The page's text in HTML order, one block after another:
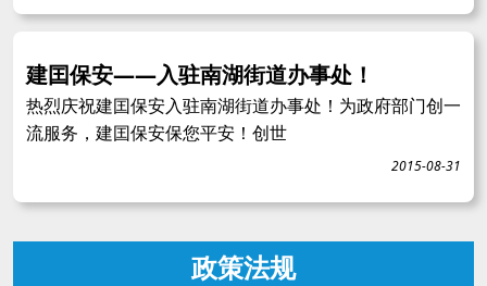
建囯保安——入驻南湖街道办事处！
热烈庆祝建囯保安入驻南湖街道办事处！为政府部门创一
流服务，建囯保安保您平安！创世
2015-08-31
政策法规